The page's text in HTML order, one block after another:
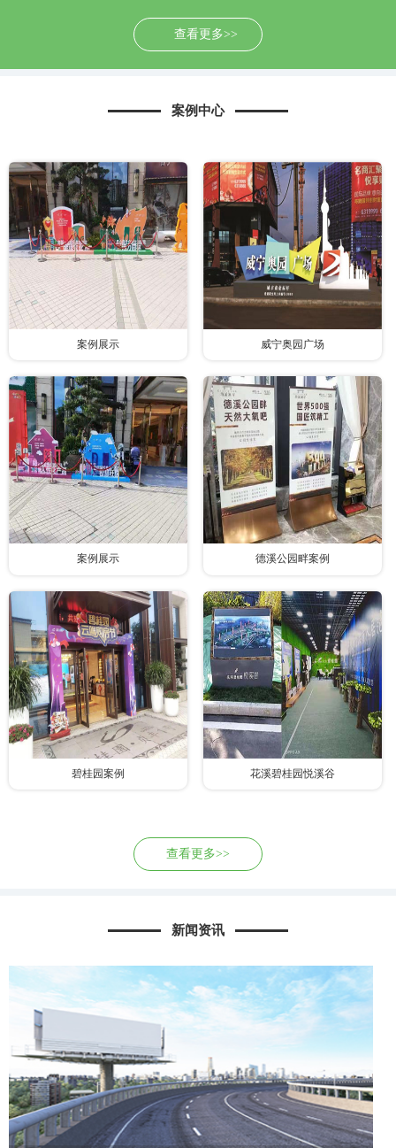
查看更多>>
案例中心
案例展示 威宁奥园广场
案例展示 德溪公园畔案例
碧桂园案例 花溪碧桂园悦溪谷
查看更多>>
新闻资讯